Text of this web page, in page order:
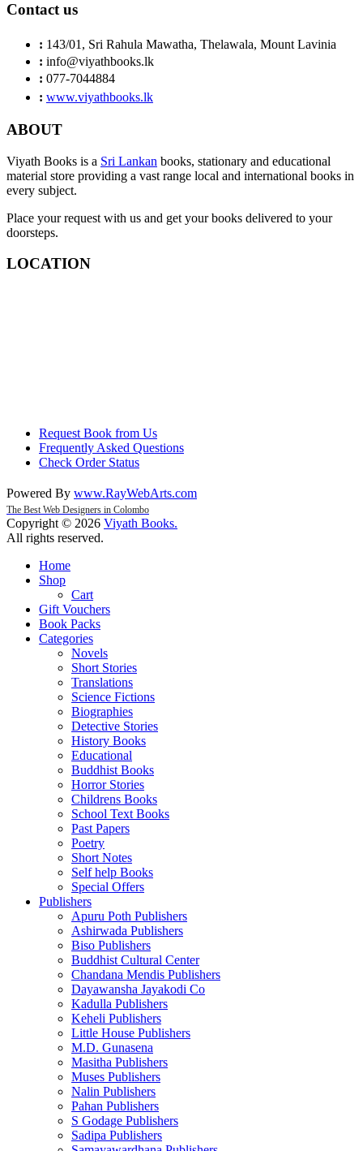
Contact us
: 143/01, Sri Rahula Mawatha, Thelawala, Mount Lavinia
: info@viyathbooks.lk
: 077-7044884
: www.viyathbooks.lk
ABOUT
Viyath Books is a Sri Lankan books, stationary and educational
material store providing a vast range local and international books in
every subject.
Place your request with us and get your books delivered to your
doorsteps.
LOCATION
Request Book from Us
Frequently Asked Questions
Check Order Status
Powered By www.RayWebArts.com
The Best Web Designers in Colombo
Copyright © 2026 Viyath Books.
All rights reserved.
Home
Shop
Cart
Gift Vouchers
Book Packs
Categories
Novels
Short Stories
Translations
Science Fictions
Biographies
Detective Stories
History Books
Educational
Buddhist Books
Horror Stories
Childrens Books
School Text Books
Past Papers
Poetry
Short Notes
Self help Books
Special Offers
Publishers
Apuru Poth Publishers
Ashirwada Publishers
Biso Publishers
Buddhist Cultural Center
Chandana Mendis Publishers
Dayawansha Jayakodi Co
Kadulla Publishers
Keheli Publishers
Little House Publishers
M.D. Gunasena
Masitha Publishers
Muses Publishers
Nalin Publishers
Pahan Publishers
S Godage Publishers
Sadipa Publishers